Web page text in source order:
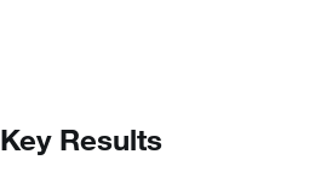
Key Results